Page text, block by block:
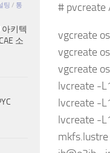
#
vgcreate
vgcreate
vgcreate
lvcreate -
lvcreate -
lvcreate -
팅 / 통
아키텍
소